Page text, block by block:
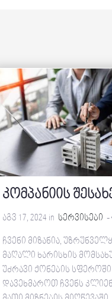
კომპანიის
აგვ 17, 2024 in სერვისები -
ჩვენი მიზანია,
მაღალი ხარისხის
უძრავი ქონების
დავეხმაროთ ჩვენს